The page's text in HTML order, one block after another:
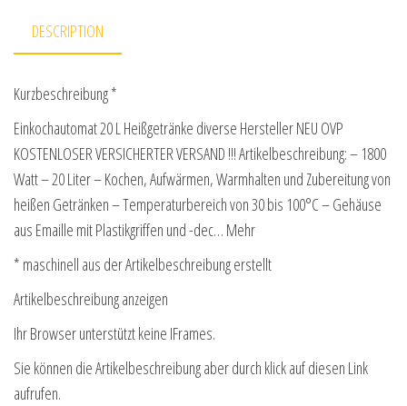
DESCRIPTION
Kurzbeschreibung *
Einkochautomat 20 L Heißgetränke diverse Hersteller NEU OVP
KOSTENLOSER VERSICHERTER VERSAND !!! Artikelbeschreibung: – 1800
Watt – 20 Liter – Kochen, Aufwärmen, Warmhalten und Zubereitung von
heißen Getränken – Temperaturbereich von 30 bis 100°C – Gehäuse
aus Emaille mit Plastikgriffen und -dec… Mehr
* maschinell aus der Artikelbeschreibung erstellt
Artikelbeschreibung anzeigen
Ihr Browser unterstützt keine IFrames.
Sie können die Artikelbeschreibung aber durch klick auf diesen Link
aufrufen.